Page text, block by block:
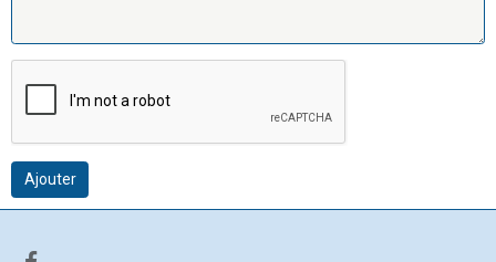
Ajouter